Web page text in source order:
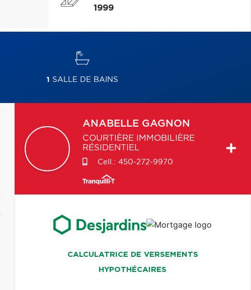
1999
1 SALLE DE BAINS
ANABELLE GAGNON
COURTIÈRE IMMOBILIÈRE
RÉSIDENTIEL
Cell.: 450-272-9970
CALCULATRICE DE VERSEMENTS
HYPOTHÉCAIRES